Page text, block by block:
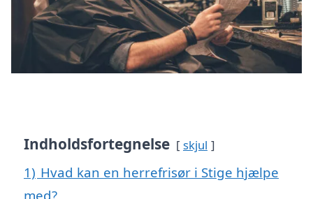
Indholdsfortegnelse skjul
1) Hvad kan en herrefrisør i Stige hjælpe
med?